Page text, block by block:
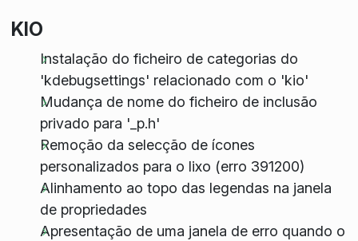
KIO
Instalação do ficheiro de categorias do
'kdebugsettings' relacionado com o 'kio'
Mudança de nome do ficheiro de inclusão
privado para '_p.h'
Remoção da selecção de ícones
personalizados para o lixo (erro 391200)
Alinhamento ao topo das legendas na janela
de propriedades
Apresentação de uma janela de erro quando o